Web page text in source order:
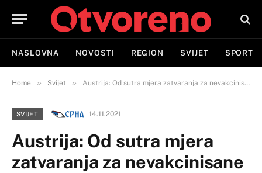
NASLOVNA NOVOSTI REGION SVIJET SPORT
Home » Svijet » Austrija: Od sutra mjera zatvaranja za nevakcinisane
SVIJET 14.11.2021
Austrija: Od sutra mjera
zatvaranja za nevakcinisane